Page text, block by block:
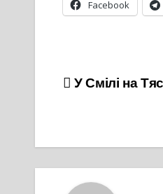
Facebook
У Смілі на